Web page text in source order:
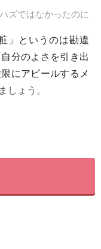
ズではなかったのに
」というのは勘違
分のよさを引き出
にアピールするメ
しょう。
ピンと変わらない
と言われた